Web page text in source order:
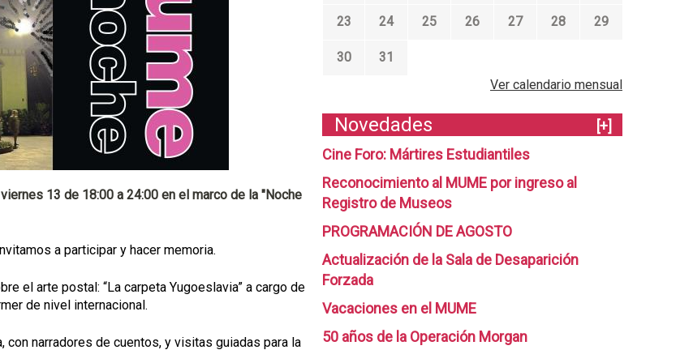
13 de 18:00 a 24:00 en el marco de la "Noche
a participar y hacer memoria.
el arte postal: “La carpeta Yugoeslavia” a cargo de
de nivel internacional.
narradores de cuentos, y visitas guiadas para la
23 24 25 26 27 28 29
30
31
Ver calendario mensual
Novedades
[+]
Cine Foro: Mártires Estudiantiles
Reconocimiento al MUME por ingreso al
Registro de Museos
PROGRAMACIÓN DE AGOSTO
Actualización de la Sala de Desaparición
Forzada
Vacaciones en el MUME
50 años de la Operación Morgan